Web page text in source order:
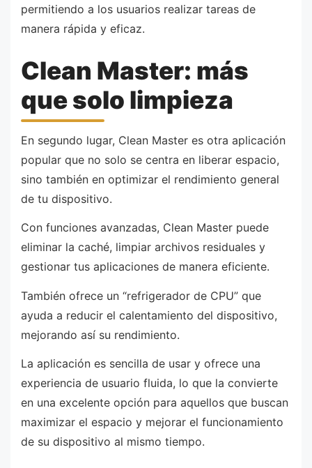
permitiendo a los usuarios realizar tareas de
manera rápida y eficaz.
Clean Master: más
que solo limpieza
En segundo lugar, Clean Master es otra aplicación
popular que no solo se centra en liberar espacio,
sino también en optimizar el rendimiento general
de tu dispositivo.
Con funciones avanzadas, Clean Master puede
eliminar la caché, limpiar archivos residuales y
gestionar tus aplicaciones de manera eficiente.
También ofrece un “refrigerador de CPU” que
ayuda a reducir el calentamiento del dispositivo,
mejorando así su rendimiento.
La aplicación es sencilla de usar y ofrece una
experiencia de usuario fluida, lo que la convierte
en una excelente opción para aquellos que buscan
maximizar el espacio y mejorar el funcionamiento
de su dispositivo al mismo tiempo.